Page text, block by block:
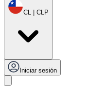
CL | CLP
Iniciar sesión